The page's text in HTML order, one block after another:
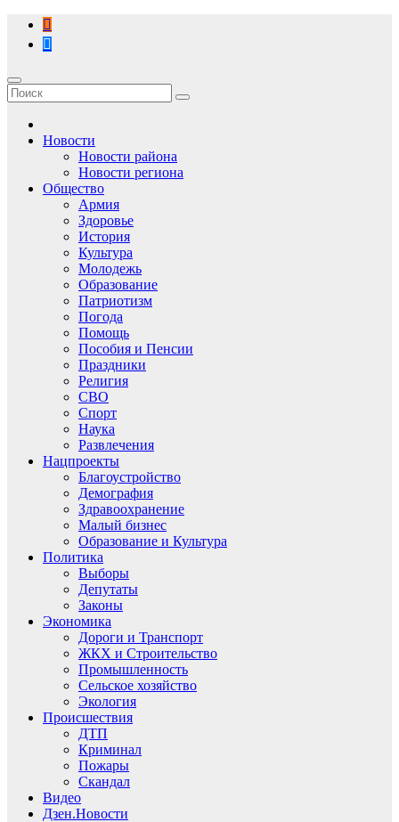
Перейти
содержимому
Новости
Новости района
Новости региона
Общество
Армия
Здоровье
История
Культура
Молодежь
Образование
Патриотизм
Погода
Помощь
Пособия и Пенсии
Праздники
Религия
СВО
Спорт
Наука
Развлечения
Нацпроекты
Благоустройство
Демография
Здравоохранение
Малый бизнес
Образование и Культура
Политика
Выборы
Депутаты
Законы
Экономика
Дороги и Транспорт
ЖКХ и Строительство
Промышленность
Сельское хозяйство
Экология
Происшествия
ДТП
Криминал
Пожары
Скандал
Видео
Дзен.Новости